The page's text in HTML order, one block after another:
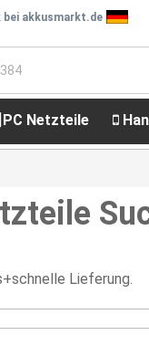
bei akkusmarkt.de
PC Netzteile
Lieferung.